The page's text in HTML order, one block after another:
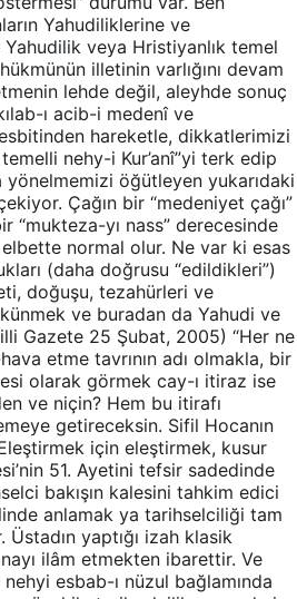
Yahudiliklerine ve
Yahudilik veya Hristiyanlık temel
illetinin varlığını devam
lehde değil, aleyhde sonuç
ı acib-i medenî ve
hareketle, dikkatlerimizi
nehy-i Kur’anî”yi terk edip
öğütleyen yukarıdaki
Çağın bir “medeniyet çağı”
“mukteza-yı nass” derecesinde
normal olur. Ne var ki esas
(daha doğrusu “edildikleri”)
doğuşu, tezahürleri ve
ve buradan da Yahudi ve
Gazete 25 Şubat, 2005) “Her ne
etme tavrının adı olmakla, bir
olarak görmek cay-ı itiraz ise
ve niçin? Hem bu itirafı
getireceksin. Sifil Hocanın
için eleştirmek, kusur
51. Ayetini tefsir sadedinde
bakışın kalesini tahkim edici
anlamak ya tarihselciliği tam
Üstadın yaptığı izah klasik
ilâm etmekten ibarettir. Ve
esbab-ı nüzul bağlamında